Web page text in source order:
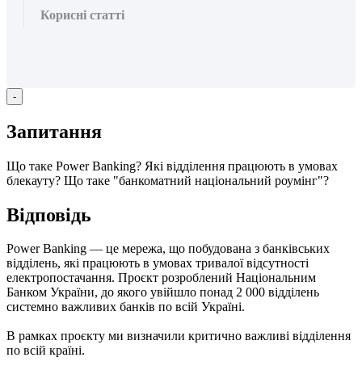
Корисні статті
-
Запитання
Що таке Power Banking? Які відділення працюють в умовах
блекауту? Що таке "банкоматний національний роумінг"?
Відповідь
Power Banking — це мережа, що побудована з банківських
відділень, які працюють в умовах тривалої відсутності
електропостачання. Проєкт розроблений Національним
Банком України, до якого увійшло понад 2 000 відділень
системно важливих банків по всій Україні.
В рамках проєкту ми визначили критично важливі відділення
по всій країні.